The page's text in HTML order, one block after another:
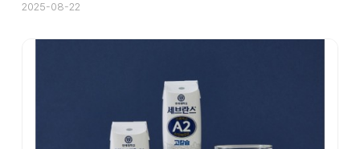
2025-08-22